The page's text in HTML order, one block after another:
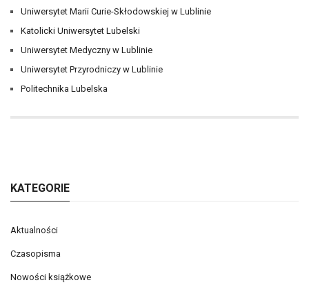
Uniwersytet Marii Curie-Skłodowskiej w Lublinie
Katolicki Uniwersytet Lubelski
Uniwersytet Medyczny w Lublinie
Uniwersytet Przyrodniczy w Lublinie
Politechnika Lubelska
KATEGORIE
Aktualności
Czasopisma
Nowości książkowe